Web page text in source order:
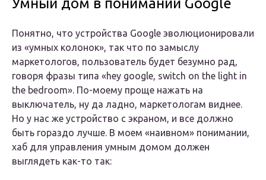
Умный дом в понимании Google
Понятно, что устройства Google эволюционировали
из «умных колонок», так что по замыслу
маркетологов, пользователь будет безумно рад,
говоря фразы типа «hey google, switch on the light in
the bedroom». По-моему проще нажать на
выключатель, ну да ладно, маркетологам виднее.
Но у нас же устройство с экраном, и все должно
быть гораздо лучше. В моем «наивном» понимании,
хаб для управления умным домом должен
выглядеть как-то так: